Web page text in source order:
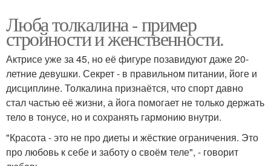
Люба толкалина - пример
стройности и женственности.
Актрисе уже за 45, но её фигуре позавидуют даже 20-
летние девушки. Секрет - в правильном питании, йоге и
дисциплине. Толкалина признаётся, что спорт давно
стал частью её жизни, а йога помогает не только держать
тело в тонусе, но и сохранять гармонию внутри.
"Красота - это не про диеты и жёсткие ограничения. Это
про любовь к себе и заботу о своём теле", - говорит